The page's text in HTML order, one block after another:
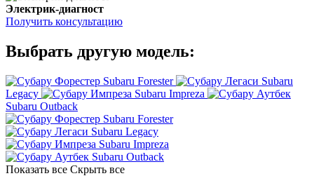
Электрик-диагност
Получить консультацию
Выбрать другую модель:
Subaru Forester
Subaru
Legacy
Subaru Impreza
Subaru Outback
Subaru Forester
Subaru Legacy
Subaru Impreza
Subaru Outback
Показать все Скрыть все